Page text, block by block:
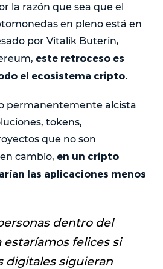
la razón que sea que el
en pleno está en
por Vitalik Buterin,
este retroceso es
el ecosistema cripto.
permanentemente alcista
tokens,
que no son
cambio, en un cripto
las aplicaciones menos
dentro del
estaríamos felices si
digitales siguieran